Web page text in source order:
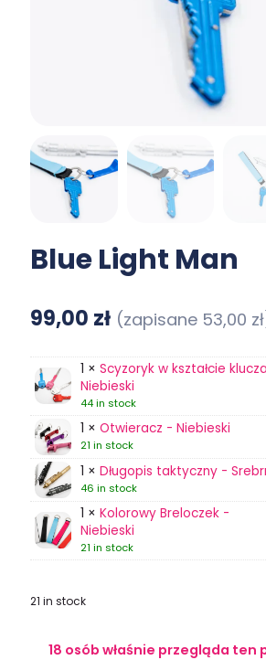
Blue Light Man
99,00 zł (zapisane 53,00 zł
1 × Scyzoryk w kształcie
Niebieski
44 in stock
1 × Otwieracz - Niebieski
21 in stock
1 × Długopis taktyczny -
46 in stock
1 × Kolorowy Breloczek -
Niebieski
21 in stock
21 in stock
18 osób właśnie przegląda ten